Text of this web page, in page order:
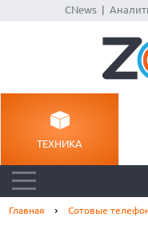
CNews|
ТЕХНИКА
Главная Сотовые